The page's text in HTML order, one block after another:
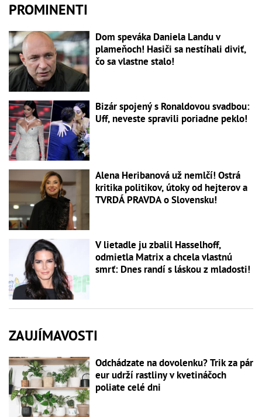
PROMINENTI
Dom speváka Daniela Landu v
plameňoch! Hasiči sa nestíhali diviť,
čo sa vlastne stalo!
Bizár spojený s Ronaldovou svadbou:
Uff, neveste spravili poriadne peklo!
Alena Heribanová už nemlčí! Ostrá
kritika politikov, útoky od hejterov a
TVRDÁ PRAVDA o Slovensku!
V lietadle ju zbalil Hasselhoff,
odmietla Matrix a chcela vlastnú
smrť: Dnes randí s láskou z mladosti!
ZAUJÍMAVOSTI
Odchádzate na dovolenku? Trik za pár
eur udrží rastliny v kvetináčoch
poliate celé dni